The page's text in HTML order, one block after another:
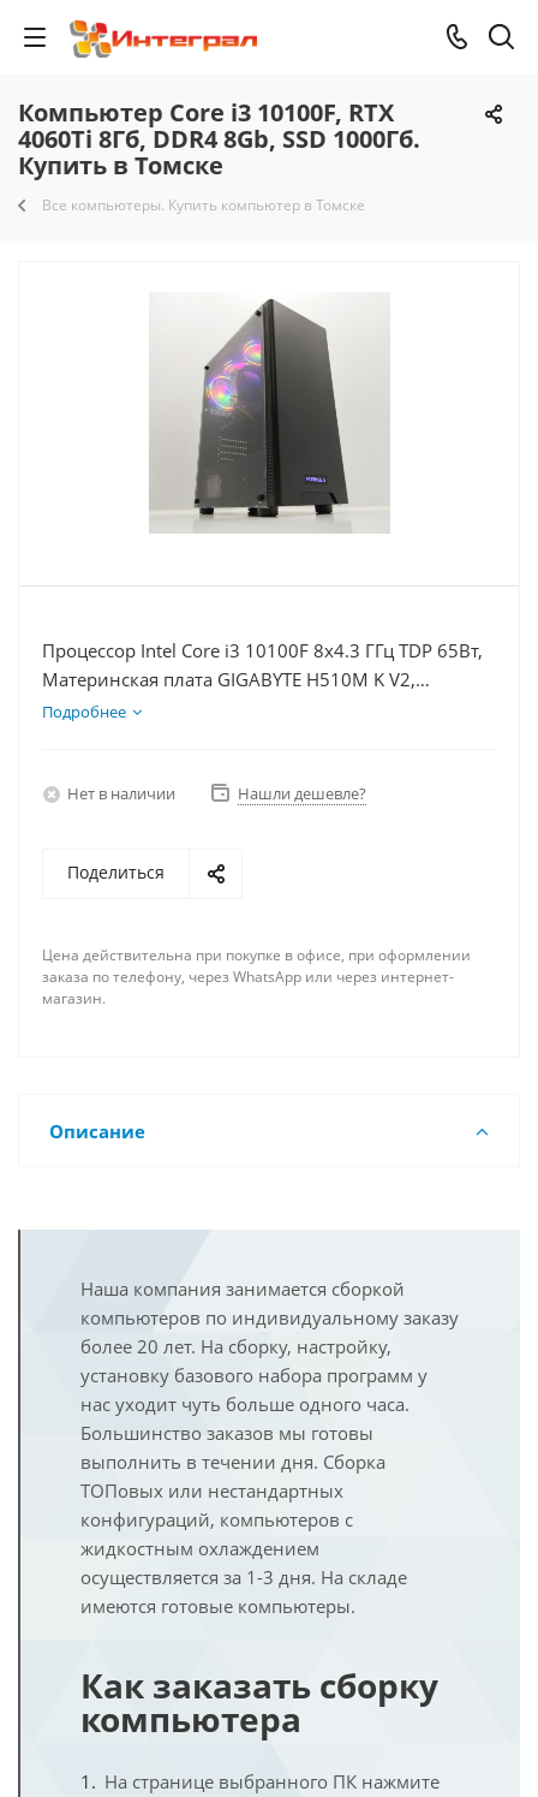
Компьютер Core i3 10100F, RTX
4060Ti 8Гб, DDR4 8Gb, SSD 1000Гб.
Купить в Томске
Все компьютеры. Купить компьютер в Томске
Процессор Intel Core i3 10100F 8x4.3 ГГц TDP 65Вт,
Материнская плата GIGABYTE H510M K V2,
Видеокарта RTX 4060Ti 8Гб, Память DDR4 8Gb,
Подробнее
Нет в наличии Нашли дешевле?
Поделиться
Цена действительна при покупке в офисе, при оформлении
заказа по телефону, через WhatsApp или через интернет-
магазин.
Описание
Наша компания занимается сборкой
компьютеров по индивидуальному заказу
более 20 лет. На сборку, настройку,
установку базового набора программ у
нас уходит чуть больше одного часа.
Большинство заказов мы готовы
выполнить в течении дня. Сборка
ТОПовых или нестандартных
конфигураций, компьютеров с
жидкостным охлаждением
осуществляется за 1-3 дня. На складе
имеются готовые компьютеры.
Как заказать сборку
компьютера
На странице выбранного ПК нажмите